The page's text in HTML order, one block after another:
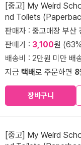
[중고] My Weird
nd Toilets
판매자 : 중고매장 부산
판매가 : 3,100원
배송비 : 2만원 미만 배
지금 택배로 주문하면 8
장바구니
[중고] My Weird